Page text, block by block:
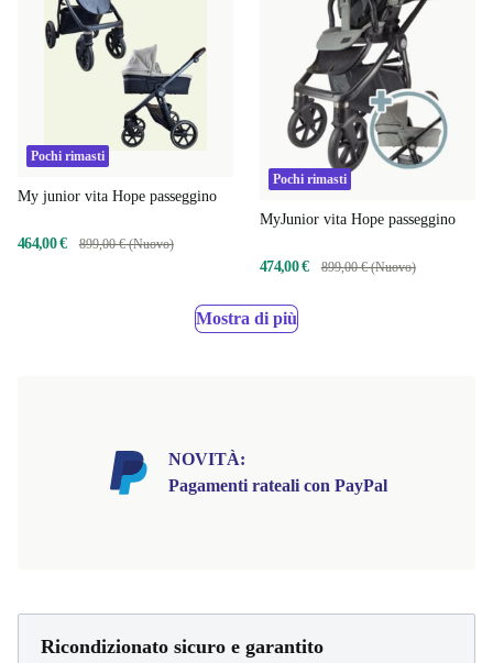
Pochi rimasti
My junior vita Hope passeggino
464,00 € 899,00 € (Nuovo)
Pochi rimasti
MyJunior vita Hope passeggino
474,00 € 899,00 € (Nuovo)
Mostra di più
NOVITÀ:
Pagamenti rateali con PayPal
Ricondizionato sicuro e garantito